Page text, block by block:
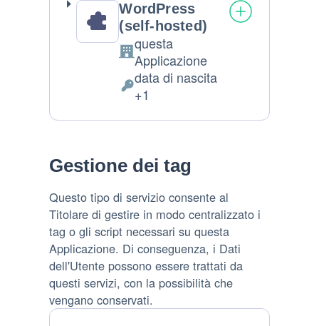
WordPress
(self-hosted)
Azienda:
questa
Applicazione
Dati
data di nascita
+1
Gestione dei tag
Questo tipo di servizio consente al
Titolare di gestire in modo centralizzato i
tag o gli script necessari su questa
Applicazione. Di conseguenza, i Dati
dell'Utente possono essere trattati da
questi servizi, con la possibilità che
vengano conservati.